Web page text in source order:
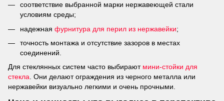
соответствие выбранной марки нержавеющей стали
условиям среды;
надежная фурнитура для перил из нержавейки;
точность монтажа и отсутствие зазоров в местах
соединений.
Для стеклянных систем часто выбирают мини-стойки для
стекла. Они делают ограждения из черного металла или
нержавейки визуально легкими и очень прочными.